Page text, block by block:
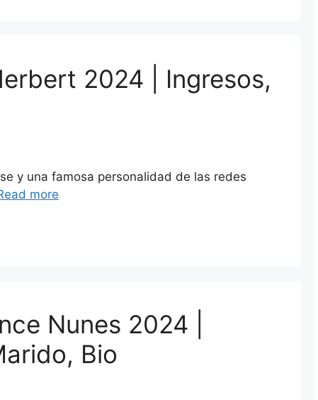
2024 | Ingresos,
y una famosa personalidad de las redes
more
Nunes 2024 |
Bio